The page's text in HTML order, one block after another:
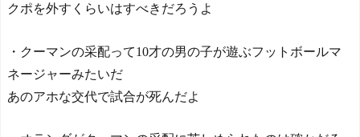
クポを外すくらいはすべきだろうよ
・クーマンの采配って10才の男の子が遊ぶフットボールマ
ネージャーみたいだ
あのアホな交代で試合が死んだよ